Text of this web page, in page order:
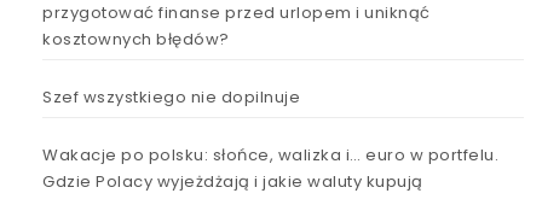
przygotować finanse przed urlopem i uniknąć
kosztownych błędów?
Szef wszystkiego nie dopilnuje
Wakacje po polsku: słońce, walizka i… euro w portfelu.
Gdzie Polacy wyjeżdżają i jakie waluty kupują